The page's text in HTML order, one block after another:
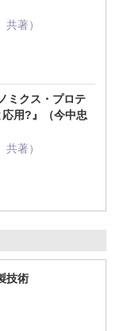
著）
ミクス・プロテ
用?』（今中忠
著）
技術